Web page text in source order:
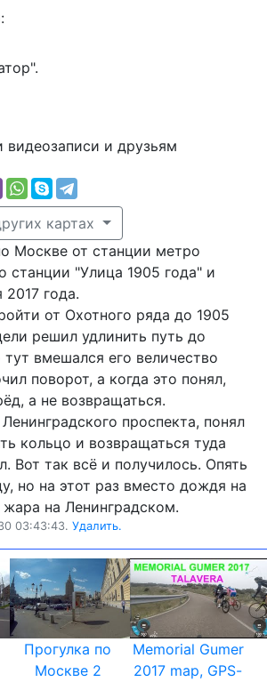
видеозаписи и друзьям
картах
Москве от станции метро
станции "Улица 1905 года" и
года.
от Охотного ряда до 1905
решил удлинить путь до
вмешался его величество
поворот, а когда это понял,
а не возвращаться.
проспекта, понял
кольцо и возвращаться туда
Вот так всё и получилось. Опять
но на этот раз вместо дождя на
на Ленинградском.
03:43:43. Удалить.
Прогулка по
Москве 2
Memorial Gumer
2017 map, GPS-